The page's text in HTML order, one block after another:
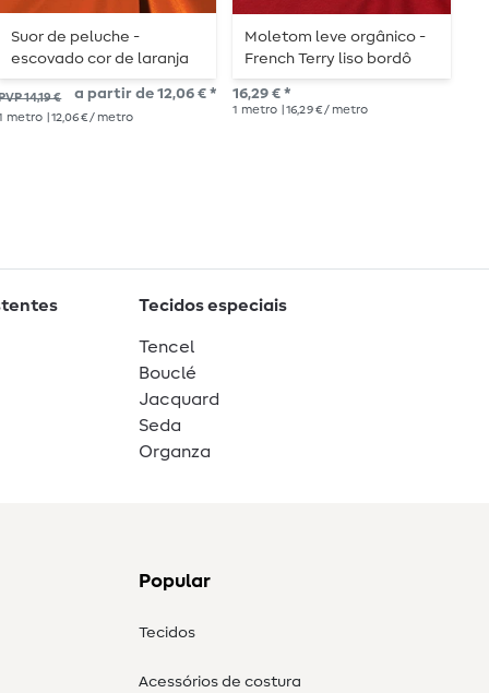
Suor de peluche -
escovado cor de laranja
14,19 € a partir de 12,06 € *
metro | 12,06 € / metro
Moletom leve orgânico -
French Terry liso bordô
041
16,29 € *
1 metro | 16,29 € / metro
Tecidos especiais
Tencel
Bouclé
Jacquard
Seda
Organza
Popular
Tecidos
Acessórios de costura